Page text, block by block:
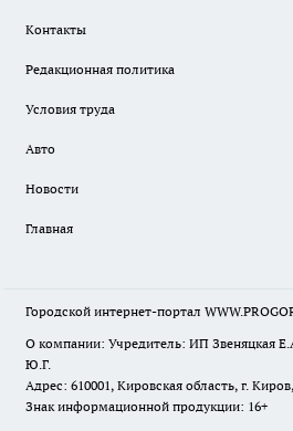
Контакты
Редакционная политика
Условия труда
Авто
Новости
Главная
Городской интернет-портал
О компании: Учредитель: ИП Звеняцкая
Ю.Г.
Адрес: 610001, Кировская область, г.
Знак информационной продукции: 16+